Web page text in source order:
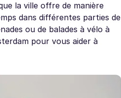
la ville offre de manière
dans différentes parties de
ou de balades à vélo à
pour vous aider à